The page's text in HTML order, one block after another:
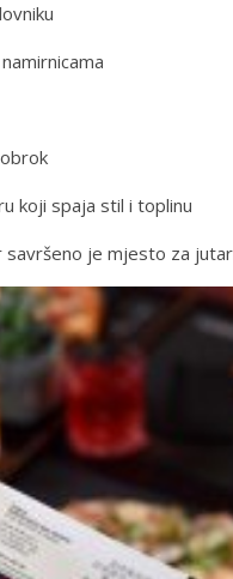
koji spaja stil i toplinu
savršeno je mjesto za